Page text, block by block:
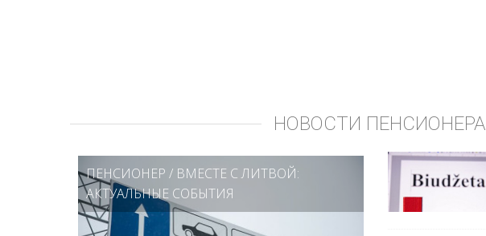
НОВОСТИ ПЕНСИОНЕРА
ПЕНСИОНЕР / ВМЕСТЕ С ЛИТВОЙ:
АКТУАЛЬНЫЕ СОБЫТИЯ